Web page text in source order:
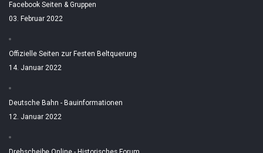
Facebook Seiten & Gruppen
03. Februar 2022
Offizielle Seiten zur Festen Beltquerung
14. Januar 2022
Deutsche Bahn - Bauinformationen
12. Januar 2022